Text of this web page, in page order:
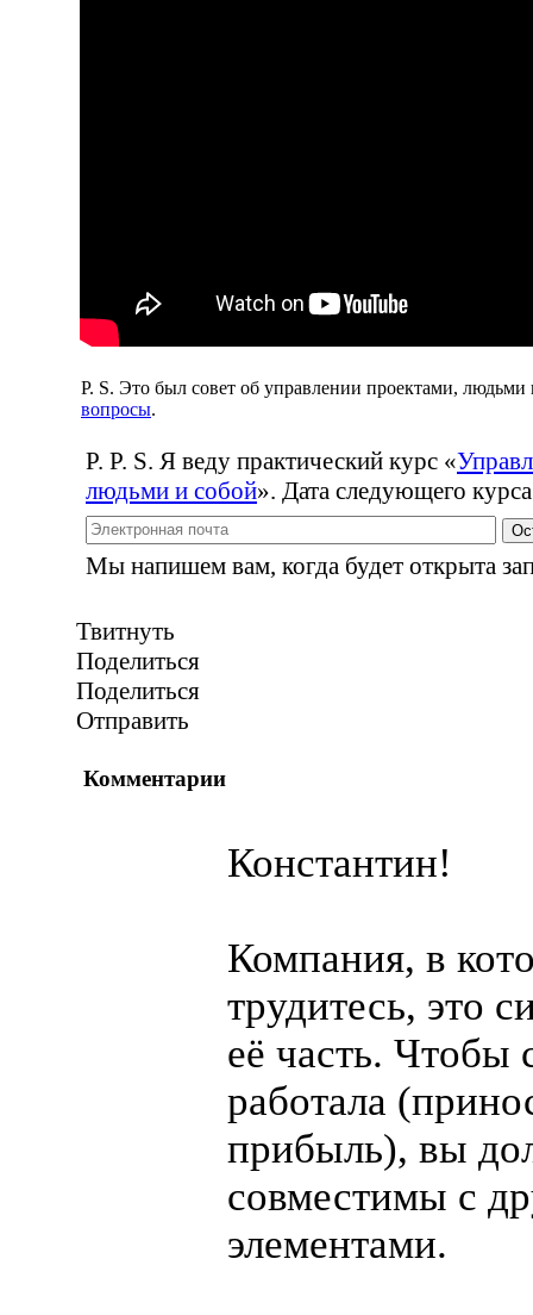
P. S. Это был совет об управлении проектами,
вопросы.
P. P. S. Я веду практический курс «
людьми и собой». Дата следующего
Мы напишем вам, когда будет открыта
Твитнуть
Поделиться
Поделиться
Отправить
Комментарии
Константин!
Компания, в
трудитесь, это
её часть. Чтобы
работала
прибыль), вы
совместимы с
элементами.